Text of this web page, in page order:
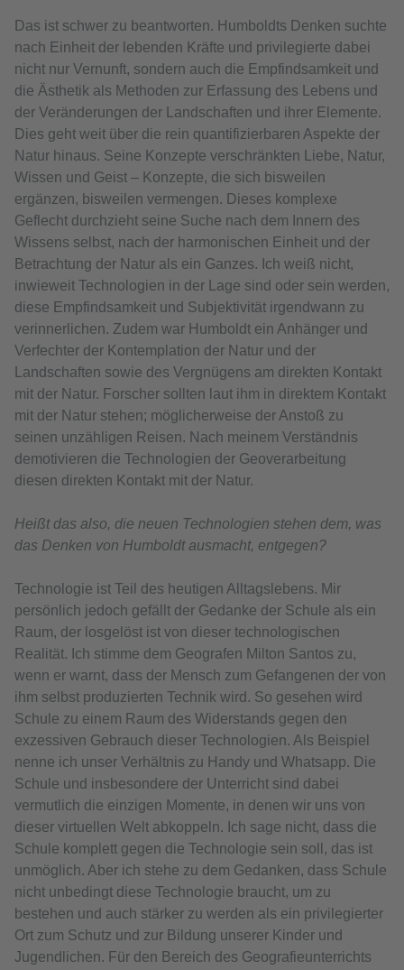
Das ist schwer zu beantworten. Humboldts Denken suchte
nach Einheit der lebenden Kräfte und privilegierte dabei
nicht nur Vernunft, sondern auch die Empfindsamkeit und
die Ästhetik als Methoden zur Erfassung des Lebens und
der Veränderungen der Landschaften und ihrer Elemente.
Dies geht weit über die rein quantifizierbaren Aspekte der
Natur hinaus. Seine Konzepte verschränkten Liebe, Natur,
Wissen und Geist – Konzepte, die sich bisweilen
ergänzen, bisweilen vermengen. Dieses komplexe
Geflecht durchzieht seine Suche nach dem Innern des
Wissens selbst, nach der harmonischen Einheit und der
Betrachtung der Natur als ein Ganzes. Ich weiß nicht,
inwieweit Technologien in der Lage sind oder sein werden,
diese Empfindsamkeit und Subjektivität irgendwann zu
verinnerlichen. Zudem war Humboldt ein Anhänger und
Verfechter der Kontemplation der Natur und der
Landschaften sowie des Vergnügens am direkten Kontakt
mit der Natur. Forscher sollten laut ihm in direktem Kontakt
mit der Natur stehen; möglicherweise der Anstoß zu
seinen unzähligen Reisen. Nach meinem Verständnis
demotivieren die Technologien der Geoverarbeitung
diesen direkten Kontakt mit der Natur.
Heißt das also, die neuen Technologien stehen dem, was
das Denken von Humboldt ausmacht, entgegen?
Technologie ist Teil des heutigen Alltagslebens. Mir
persönlich jedoch gefällt der Gedanke der Schule als ein
Raum, der losgelöst ist von dieser technologischen
Realität. Ich stimme dem Geografen Milton Santos zu,
wenn er warnt, dass der Mensch zum Gefangenen der von
ihm selbst produzierten Technik wird. So gesehen wird
Schule zu einem Raum des Widerstands gegen den
exzessiven Gebrauch dieser Technologien. Als Beispiel
nenne ich unser Verhältnis zu Handy und Whatsapp. Die
Schule und insbesondere der Unterricht sind dabei
vermutlich die einzigen Momente, in denen wir uns von
dieser virtuellen Welt abkoppeln. Ich sage nicht, dass die
Schule komplett gegen die Technologie sein soll, das ist
unmöglich. Aber ich stehe zu dem Gedanken, dass Schule
nicht unbedingt diese Technologie braucht, um zu
bestehen und auch stärker zu werden als ein privilegierter
Ort zum Schutz und zur Bildung unserer Kinder und
Jugendlichen. Für den Bereich des Geografieunterrichts